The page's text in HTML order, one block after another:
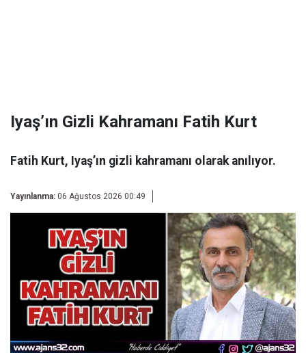
Iyaş’ın Gizli Kahramanı Fatih Kurt
Fatih Kurt, Iyaş’ın gizli kahramanı olarak anılıyor.
Yayınlanma: 06 Ağustos 2026 00:49